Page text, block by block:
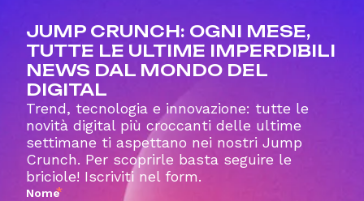
JUMP CRUNCH: OGNI MESE,
TUTTE LE ULTIME IMPERDIBILI
NEWS DAL MONDO DEL
DIGITAL
Trend, tecnologia e innovazione: tutte le
novità digital più croccanti delle ultime
settimane ti aspettano nei nostri Jump
Crunch. Per scoprirle basta seguire le
briciole! Iscriviti nel form.
Nome*